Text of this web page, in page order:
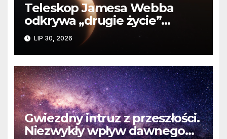
Teleskop Jamesa Webba
odkrywa „drugie życie”
planety krążącej wokół
martwej gwiazdy
LIP 30, 2026
Gwiezdny intruz z przeszłości.
Niezwykły wpływ dawnego